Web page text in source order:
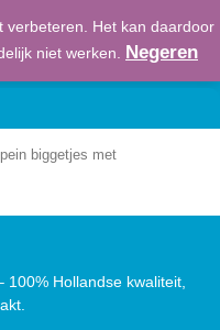
verbeteren. Het kan daardoor
niet werken. Negeren
biggetjes met
100% Hollandse kwaliteit,